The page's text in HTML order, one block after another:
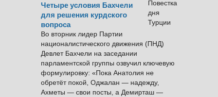
Четыре условия Бахчели
для решения курдского
вопроса
Во вторник лидер Партии
националистического движения (ПНД)
Девлет Бахчели на заседании
парламентской группы озвучил ключевую
формулировку: «Пока Анатолия не
обретёт покой, Оджалан — надежду,
Ахметы — свои посты, а Демирташ —